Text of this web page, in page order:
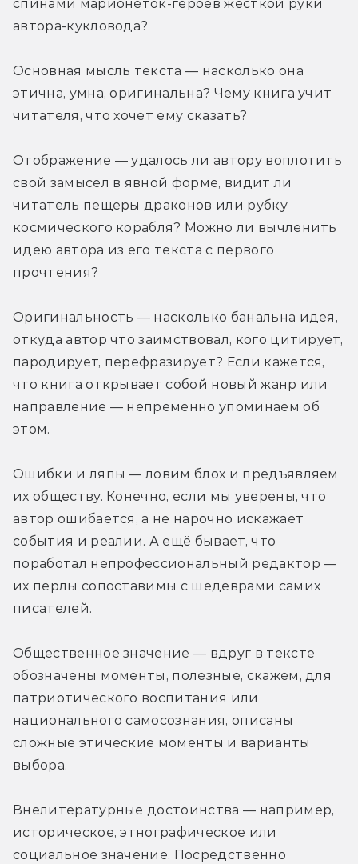
спинами марионеток-героев жёсткой руки
автора-кукловода?
Основная мысль текста — насколько она
этична, умна, оригинальна? Чему книга учит
читателя, что хочет ему сказать?
Отображение — удалось ли автору воплотить
свой замысел в явной форме, видит ли
читатель пещеры драконов или рубку
космического корабля? Можно ли вычленить
идею автора из его текста с первого
прочтения?
Оригинальность — насколько банальна идея,
откуда автор что заимствовал, кого цитирует,
пародирует, перефразирует? Если кажется,
что книга открывает собой новый жанр или
направление — непременно упоминаем об
этом.
Ошибки и ляпы — ловим блох и предъявляем
их обществу. Конечно, если мы уверены, что
автор ошибается, а не нарочно искажает
события и реалии. А ещё бывает, что
поработал непрофессиональный редактор —
их перлы сопоставимы с шедеврами самих
писателей.
Общественное значение — вдруг в тексте
обозначены моменты, полезные, скажем, для
патриотического воспитания или
национального самосознания, описаны
сложные этические моменты и варианты
выбора.
Внелитературные достоинства — например,
историческое, этнографическое или
социальное значение. Посредственно